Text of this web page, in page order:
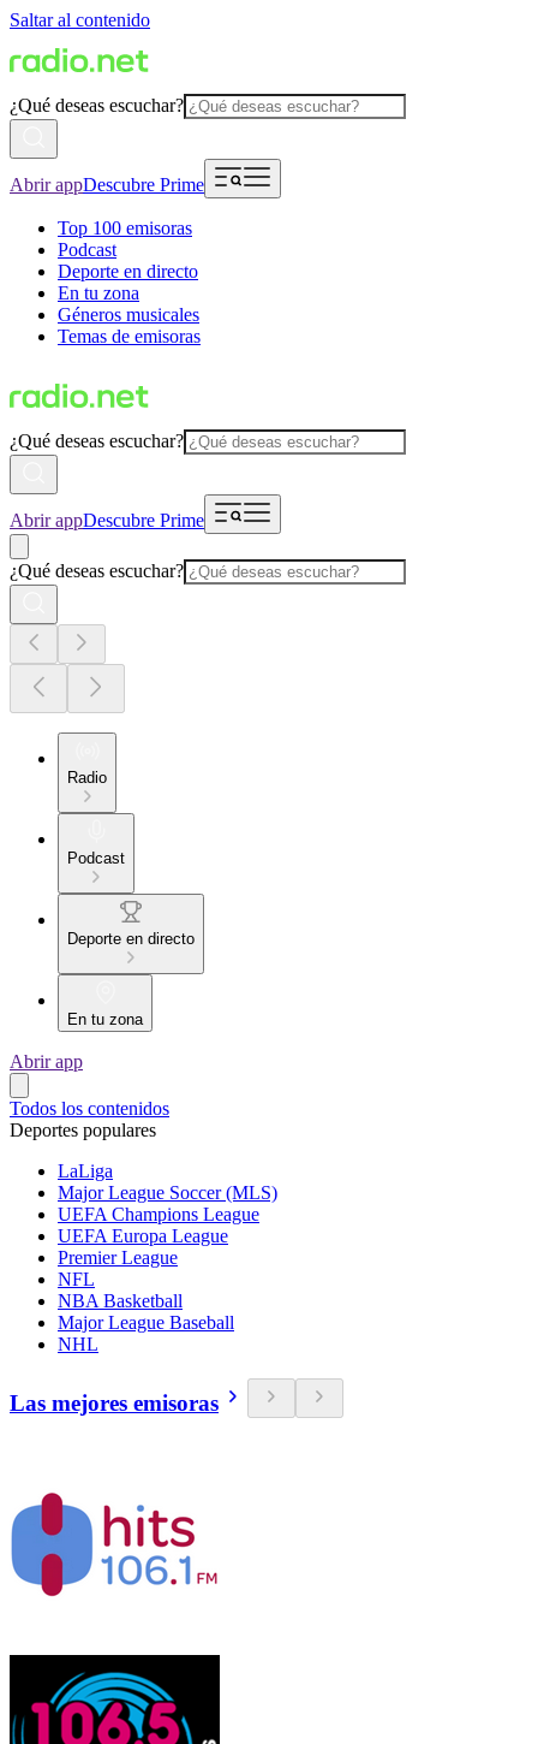
Saltar al contenido
¿Qué deseas escuchar?
Abrir appDescubre Prime
Top 100 emisoras
Podcast
Deporte en directo
En tu zona
Géneros musicales
Temas de emisoras
¿Qué deseas escuchar?
Abrir appDescubre Prime
¿Qué deseas escuchar?
Radio
Podcast
Deporte en directo
En tu zona
Abrir app
Todos los contenidos
Deportes populares
LaLiga
Major League Soccer (MLS)
UEFA Champions League
UEFA Europa League
Premier League
NFL
NBA Basketball
Major League Baseball
NHL
Las mejores emisoras